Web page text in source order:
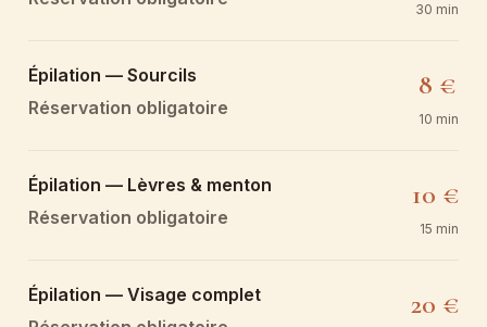
30 min
Épilation — Sourcils
Réservation obligatoire
8 €
10 min
Épilation — Lèvres & menton
Réservation obligatoire
10 €
15 min
Épilation — Visage complet
20 €